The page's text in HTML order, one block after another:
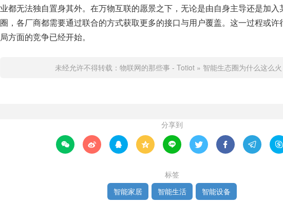
业都无法独自置身其外。在万物互联的愿景之下，无论是由自身主导还是加入
圈，各厂商都需要通过联合的方式获取更多的接口与用户覆盖。这一过程或许
局方面的竞争已经开始。
未经允许不得转载： 物联网的那些事 - Totiot » 智能生态圈为什么这么火
分享到
        
标签
智能家居
智能生活 智能设备